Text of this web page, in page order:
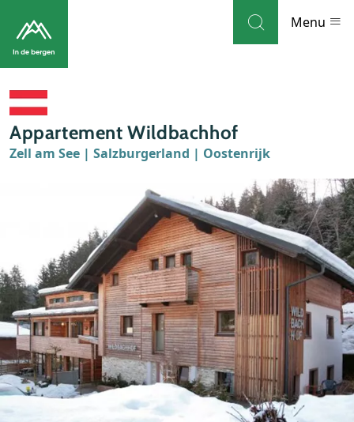
Menu
Bestemmingen
Weblog
Bezienswaardigheden
Tips
Appartement Wildbachhof
Zell am See | Salzburgerland | Oostenrijk